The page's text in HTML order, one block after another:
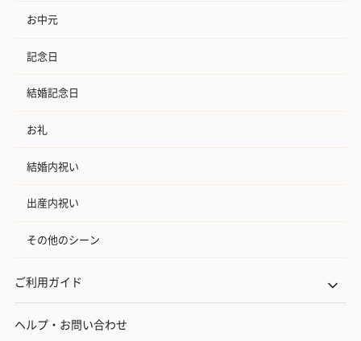
お中元
記念日
結婚記念日
お礼
結婚内祝い
出産内祝い
その他のシーン
ご利用ガイド
ヘルプ・お問い合わせ